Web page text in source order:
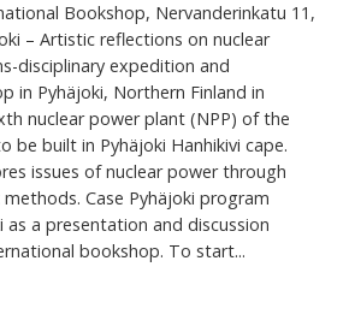
Bookshop, Nervanderinkatu 11,
– Artistic reflections on nuclear
disciplinary expedition and
in Pyhäjoki, Northern Finland in
nuclear power plant (NPP) of the
be built in Pyhäjoki Hanhikivi cape.
issues of nuclear power through
Case Pyhäjoki program
as a presentation and discussion
bookshop. To start...